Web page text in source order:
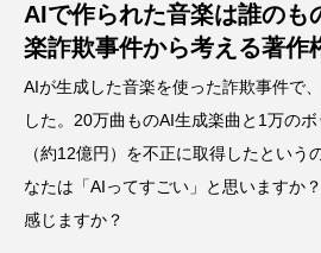
AIで作られた音楽は誰のも
楽詐欺事件から考える著作
AIが生成した音楽を使った詐欺事件で
した。20万曲ものAI生成楽曲と1万の
（約12億円）を不正に取得したという
なたは「AIってすごい」と思いますか
感じますか？